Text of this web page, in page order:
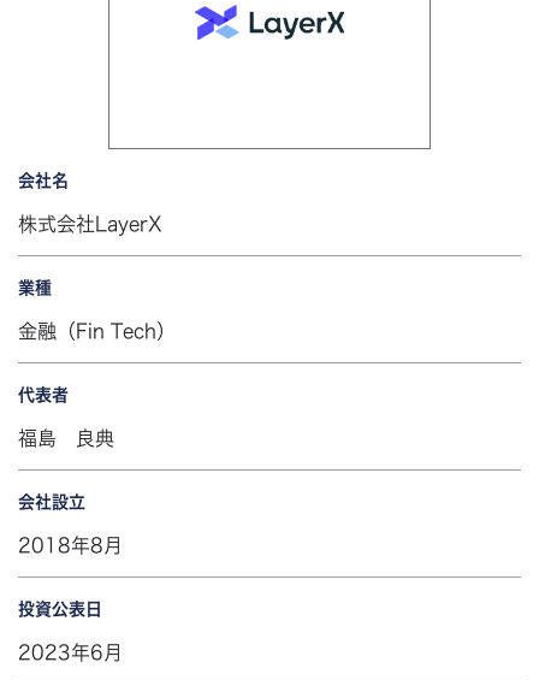
会社名
株式会社LayerX
業種
金融（Fin Tech）
代表者
福島 良典
会社設立
2018年8月
投資公表日
2023年6月